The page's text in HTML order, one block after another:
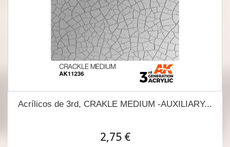
Acrílicos de 3rd, CRAKLE MEDIUM -AUXILIARY...
2,75 €